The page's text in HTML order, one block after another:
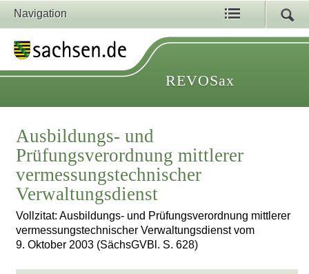
Navigation
REVOSax
Ausbildungs- und
Prüfungsverordnung mittlerer
vermessungstechnischer
Verwaltungsdienst
Vollzitat: Ausbildungs- und Prüfungsverordnung mittlerer
vermessungstechnischer Verwaltungsdienst vom
9. Oktober 2003 (SächsGVBl. S. 628)